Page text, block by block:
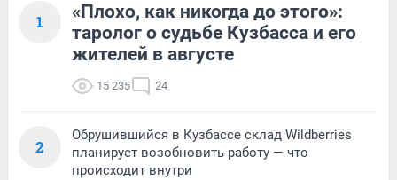
1
«Плохо, как никогда до этого»:
таролог о судьбе Кузбасса и его
жителей в августе
15 235 24
2
Обрушившийся в Кузбассе склад Wildberries
планирует возобновить работу — что
происходит внутри